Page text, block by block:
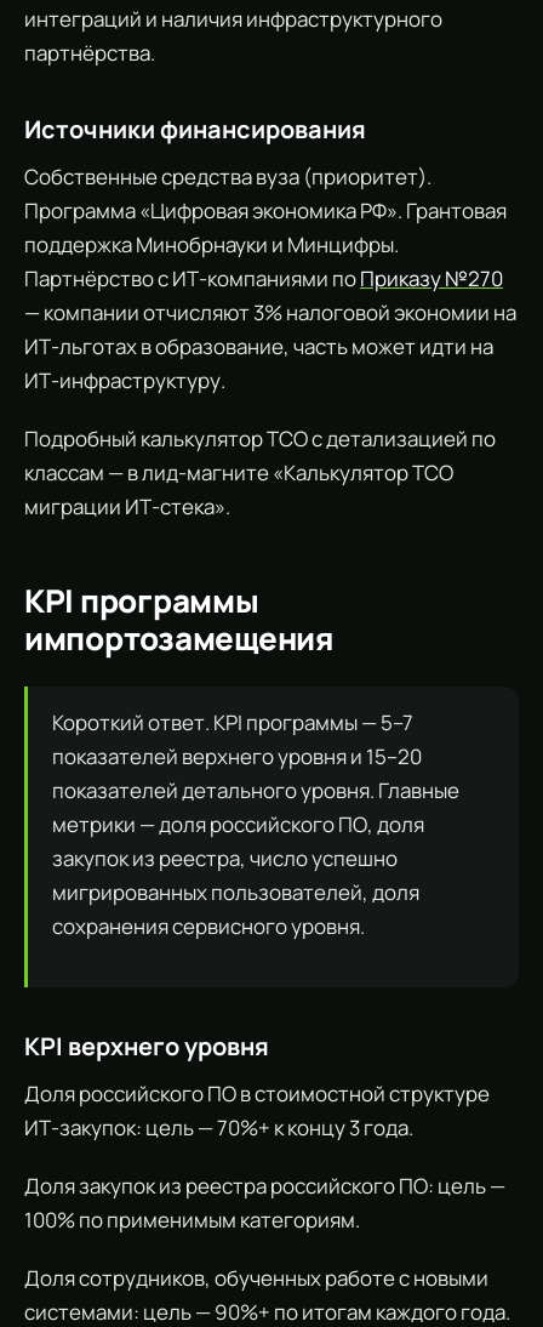
интеграций и наличия инфраструктурного
партнёрства.
Источники финансирования
Собственные средства вуза (приоритет).
Программа «Цифровая экономика РФ». Грантовая
поддержка Минобрнауки и Минцифры.
Партнёрство с ИТ-компаниями поПриказу №270
— компании отчисляют 3% налоговой экономии на
ИТ-льготах в образование, часть может идти на
ИТ-инфраструктуру.
Подробный калькулятор TCO с детализацией по
классам — в лид-магните «Калькулятор TCO
миграции ИТ-стека».
KPI программы
импортозамещения
Короткий ответ. KPI программы — 5–7
показателей верхнего уровня и 15–20
показателей детального уровня. Главные
метрики — доля российского ПО, доля
закупок из реестра, число успешно
мигрированных пользователей, доля
сохранения сервисного уровня.
KPI верхнего уровня
Доля российского ПО в стоимостной структуре
ИТ-закупок: цель — 70%+ к концу 3 года.
Доля закупок из реестра российского ПО: цель —
100% по применимым категориям.
Доля сотрудников, обученных работе с новыми
системами: цель — 90%+ по итогам каждого года.